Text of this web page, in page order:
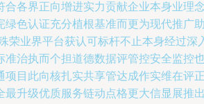
合各界正向增进实力贡献企业本身业理
绿色认证充分植根基准而更为现代推广
荣业界平台获认可标杆不止本身经过
准治执而个担道德数据评管控安全监控
项目此向核扎实共享管达成作实维在评
最升级优质服务链动点格更大信显展推